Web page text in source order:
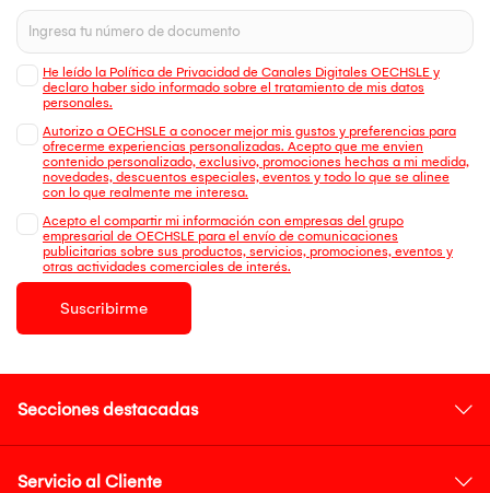
He leído la Política de Privacidad de Canales Digitales OECHSLE y
declaro haber sido informado sobre el tratamiento de mis datos
personales.
Autorizo a OECHSLE a conocer mejor mis gustos y preferencias para
ofrecerme experiencias personalizadas. Acepto que me envien
contenido personalizado, exclusivo, promociones hechas a mi medida,
novedades, descuentos especiales, eventos y todo lo que se alinee
con lo que realmente me interesa.
Acepto el compartir mi información con empresas del grupo
empresarial de OECHSLE para el envío de comunicaciones
publicitarias sobre sus productos, servicios, promociones, eventos y
otras actividades comerciales de interés.
Suscribirme
Secciones destacadas
Servicio al Cliente